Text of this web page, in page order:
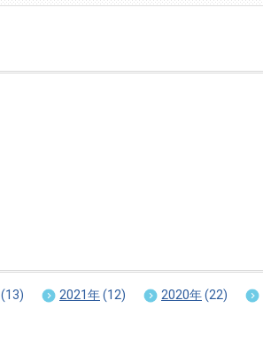
(13) 2021年(12) 2020年(22)